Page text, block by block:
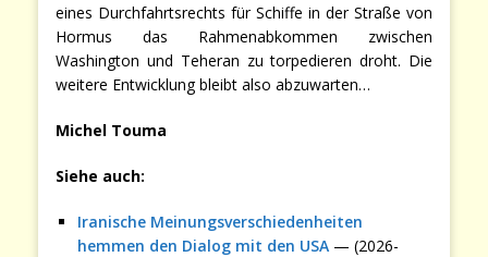
eines Durchfahrtsrechts für Schiffe in der Straße von
Hormus das Rahmenabkommen zwischen
Washington und Teheran zu torpedieren droht. Die
weitere Entwicklung bleibt also abzuwarten…
Michel Touma
Siehe auch:
Iranische Meinungsverschiedenheiten
hemmen den Dialog mit den USA — (2026-